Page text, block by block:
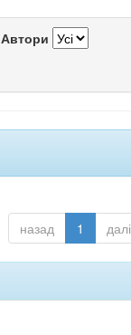
Автори
назад 1 далі